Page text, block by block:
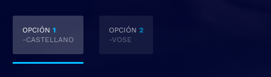
OPCIÓN 1
-CASTELLANO
OPCIÓN 2
-VOSE